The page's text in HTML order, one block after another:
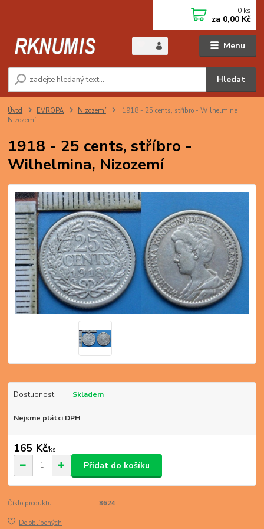
Menu
Hledat
0 ks
za 0,00 Kč
Úvod EVROPA Nizozemí
1918 - 25 cents, stříbro - Wilhelmina,
Nizozemí
1918 - 25 cents, stříbro -
Wilhelmina, Nizozemí
Dostupnost Skladem
Nejsme plátci DPH
165 Kč/ks
Přidat do košíku
Číslo produktu: 8624
Do oblíbených